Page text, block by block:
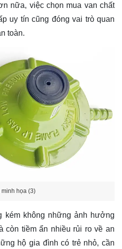
nữa, việc chọn mua van chất
uy tín cũng đóng vai trò quan
toàn.
minh họa (3)
kém không những ảnh hưởng
còn tiềm ẩn nhiều rủi ro về an
hộ gia đình có trẻ nhỏ, cần